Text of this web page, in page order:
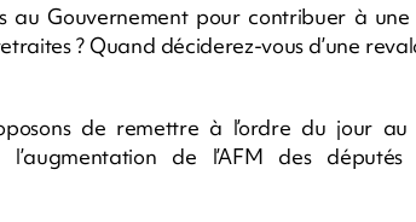
au Gouvernement pour contribuer à une
? Quand déciderez-vous d’une
de remettre à l’ordre du jour
l’augmentation de l’AFM des députés